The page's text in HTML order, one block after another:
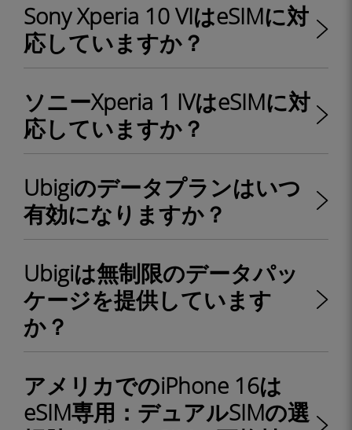
Sony Xperia 10 VIはeSIMに対
応していますか？
ソニーXperia 1 IVはeSIMに対
応していますか？
Ubigiのデータプランはいつ
有効になりますか？
Ubigiは無制限のデータパッ
ケージを提供しています
か？
アメリカでのiPhone 16は
eSIM専用：デュアルSIMの選